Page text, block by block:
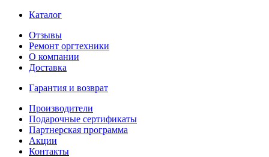
Каталог
Отзывы
Ремонт оргтехники
О компании
Доставка
Гарантия и возврат
Производители
Подарочные сертификаты
Партнерская программа
Акции
Контакты